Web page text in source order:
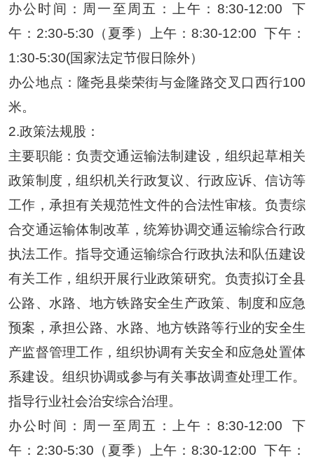
办公时间：周一至周五：上午： 8:30-12:00
下
午：2:30-5:30（夏季）上午：8:30-12:00 下午：
1:30-5:30(国家法定节假日除外）
办公地点：隆尧县柴荣街与金隆路交叉口西行100
米。
2.政策法规股 ：
主要职能：负责交通运输法制建设，组织起草相关
政策制度，组织机关行政复议、行政应诉、信访等
工作，承担有关规范性文件的合法性审核。负责综
合交通运输体制改革，统筹协调交通运输综合行政
执法工作。指导交通运输综合行政执法和队伍建设
有关工作，组织开展行业政策研究。负责拟订全县
公路、水路、地方铁路安全生产政策、制度和应急
预案，承担公路、水路、地方铁路等行业的安全生
产监督管理工作，组织协调有关安全和应急处置体
系建设。组织协调或参与有关事故调查处理工作。
指导行业社会治安综合治理。
办公时间：周一至周五：上午： 8:30-12:00
下
午：2:30-5:30（夏季）上午：8:30-12:00 下午：